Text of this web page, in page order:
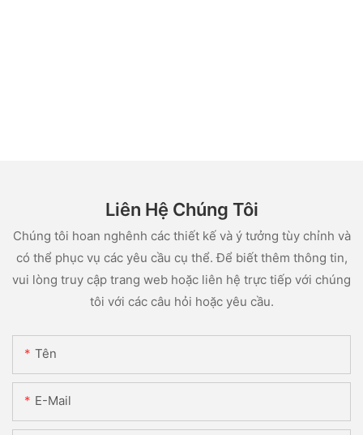
Liên Hệ Chúng Tôi
Chúng tôi hoan nghênh các thiết kế và ý tưởng tùy chỉnh và
có thể phục vụ các yêu cầu cụ thể. Để biết thêm thông tin,
vui lòng truy cập trang web hoặc liên hệ trực tiếp với chúng
tôi với các câu hỏi hoặc yêu cầu.
Tên
E-Mail